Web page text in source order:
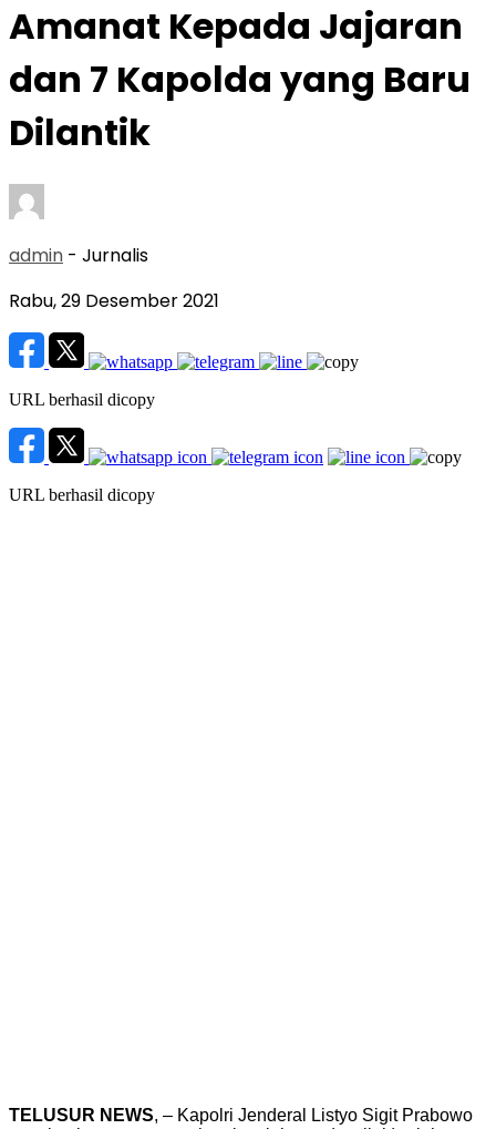
Amanat Kepada Jajaran
dan 7 Kapolda yang Baru
Dilantik
admin - Jurnalis
Rabu, 29 Desember 2021
URL berhasil dicopy
URL berhasil dicopy
TELUSUR NEWS, – Kapolri Jenderal Listyo Sigit Prabowo